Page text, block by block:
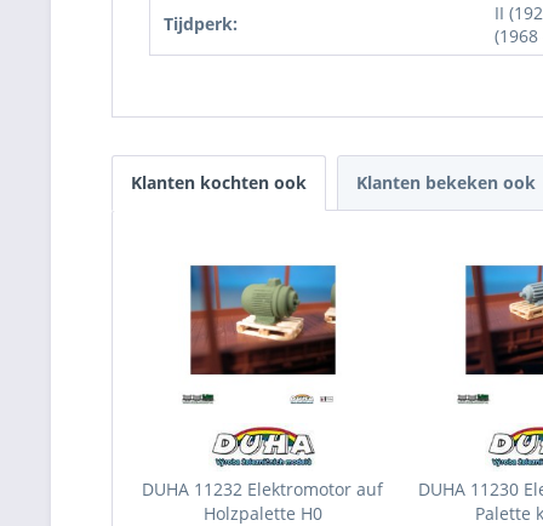
Tijdperk:
II
Klanten kochten ook Klanten bekeken ook
DUHA 11232 Elektromotor auf
Holzpalette H0
DUHA 11230
Palette